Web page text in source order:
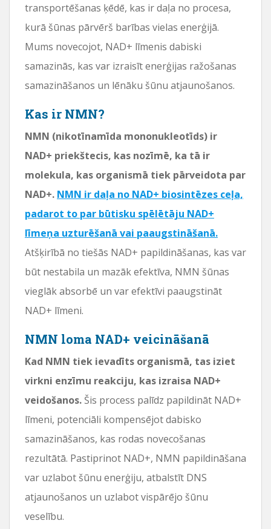
transportēšanas ķēdē, kas ir daļa no procesa,
kurā šūnas pārvērš barības vielas enerģijā.
Mums novecojot, NAD+ līmenis dabiski
samazinās, kas var izraisīt enerģijas ražošanas
samazināšanos un lēnāku šūnu atjaunošanos.
Kas ir NMN?
NMN (nikotīnamīda mononukleotīds) ir
NAD+ priekštecis, kas nozīmē, ka tā ir
molekula, kas organismā tiek pārveidota par
NAD+. NMN ir daļa no NAD+ biosintēzes ceļa,
padarot to par būtisku spēlētāju NAD+
līmeņa uzturēšanā vai paaugstināšanā.
Atšķirībā no tiešās NAD+ papildināšanas, kas var
būt nestabila un mazāk efektīva, NMN šūnas
vieglāk absorbē un var efektīvi paaugstināt
NAD+ līmeni.
NMN loma NAD+ veicināšanā
Kad NMN tiek ievadīts organismā, tas iziet
virkni enzīmu reakciju, kas izraisa NAD+
veidošanos. Šis process palīdz papildināt NAD+
līmeni, potenciāli kompensējot dabisko
samazināšanos, kas rodas novecošanas
rezultātā. Pastiprinot NAD+, NMN papildināšana
var uzlabot šūnu enerģiju, atbalstīt DNS
atjaunošanos un uzlabot vispārējo šūnu
veselību.